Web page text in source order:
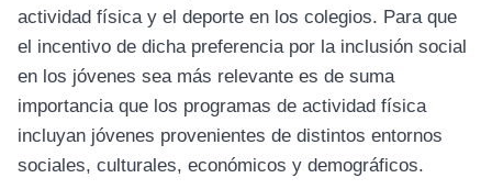
actividad física y el deporte en los colegios. Para que
el incentivo de dicha preferencia por la inclusión social
en los jóvenes sea más relevante es de suma
importancia que los programas de actividad física
incluyan jóvenes provenientes de distintos entornos
sociales, culturales, económicos y demográficos.